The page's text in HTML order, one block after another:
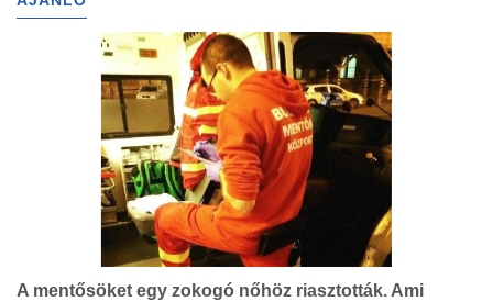
A mentősöket egy zokogó nőhöz riasztották. Ami